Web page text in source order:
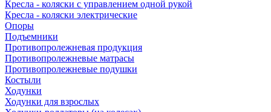
Кресла - коляски с управлением одной рукой
Кресла - коляски электрические
Опоры
Подъемники
Противопролежневая продукция
Противопролежневые матрасы
Противопролежневые подушки
Костыли
Ходунки
Ходунки для взрослых